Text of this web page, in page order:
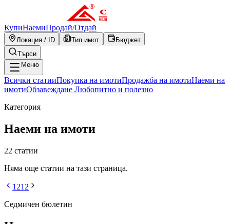
КупиНаемиПродай/Отдай
Локация / ID Тип имот
Бюджет
Търси
Меню
Всички статииПокупка на имотиПродажба на имотиНаеми на
имотиОбзавеждане Любопитно и полезно
Категория
Наеми на имоти
22 статии
Няма още статии на тази страница.
1 21 2
Седмичен бюлетин